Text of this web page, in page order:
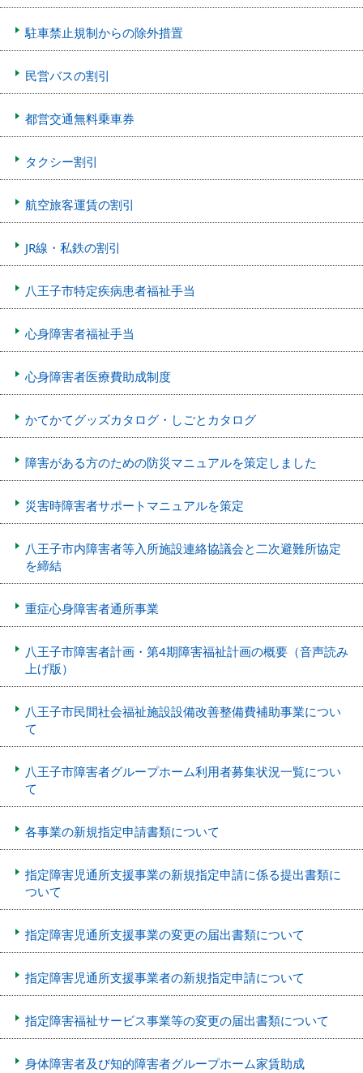
駐車禁止規制からの除外措置
民営バスの割引
都営交通無料乗車券
タクシー割引
航空旅客運賃の割引
JR線・私鉄の割引
八王子市特定疾病患者福祉手当
心身障害者福祉手当
心身障害者医療費助成制度
かてかてグッズカタログ・しごとカタログ
障害がある方のための防災マニュアルを策定しました
災害時障害者サポートマニュアルを策定
八王子市内障害者等入所施設連絡協議会と二次避難所協定
を締結
重症心身障害者通所事業
八王子市障害者計画・第4期障害福祉計画の概要（音声読み
上げ版）
八王子市民間社会福祉施設設備改善整備費補助事業につい
て
八王子市障害者グループホーム利用者募集状況一覧につい
て
各事業の新規指定申請書類について
指定障害児通所支援事業の新規指定申請に係る提出書類に
ついて
指定障害児通所支援事業の変更の届出書類について
指定障害児通所支援事業者の新規指定申請について
指定障害福祉サービス事業等の変更の届出書類について
身体障害者及び知的障害者グループホーム家賃助成